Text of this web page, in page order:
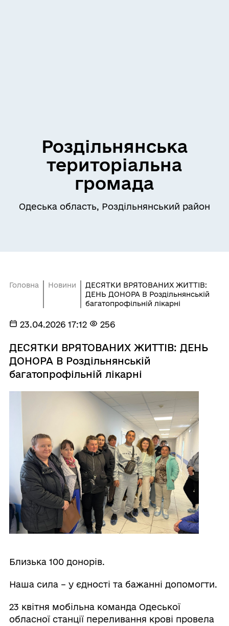
Роздільнянська
територіальна
громада
Одеська область, Роздільнянський район
Головна Новини
ДЕСЯТКИ ВРЯТОВАНИХ ЖИТТІВ:
ДЕНЬ ДОНОРА В Роздільнянській
багатопрофільній лікарні
23.04.2026 17:12 256
ДЕСЯТКИ ВРЯТОВАНИХ ЖИТТІВ: ДЕНЬ
ДОНОРА В Роздільнянській
багатопрофільній лікарні
Близька 100 донорів.
Наша сила – у єдності та бажанні допомогти.
23 квітня мобільна команда Одеської
обласної станції переливання крові провела